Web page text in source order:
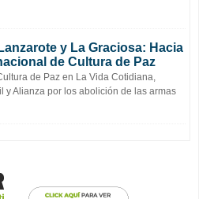
y La Graciosa: Hacia
de Cultura de Paz
de Paz en La Vida Cotidiana,
y Alianza por los abolición de las armas